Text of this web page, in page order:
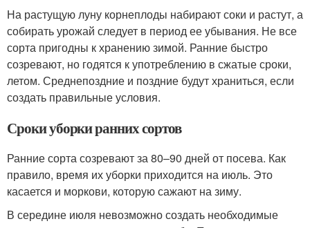
На растущую луну корнеплоды набирают соки и растут, а
собирать урожай следует в период ее убывания. Не все
сорта пригодны к хранению зимой. Ранние быстро
созревают, но годятся к употреблению в сжатые сроки,
летом. Среднепоздние и поздние будут храниться, если
создать правильные условия.
Сроки уборки ранних сортов
Ранние сорта созревают за 80–90 дней от посева. Как
правило, время их уборки приходится на июль. Это
касается и моркови, которую сажают на зиму.
В середине июля невозможно создать необходимые